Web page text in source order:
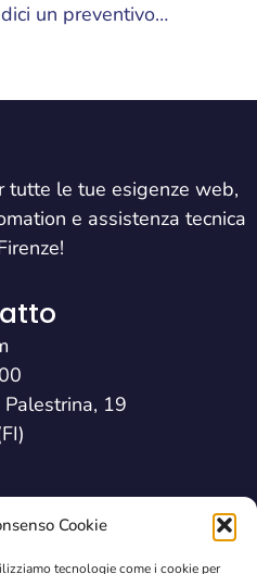
Cookie
tecnologie come i cookie per
un preventivo…
tutte le tue esigenze web,
e assistenza tecnica
19